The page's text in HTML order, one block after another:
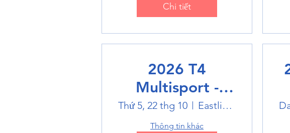
Chi tiết
2026 T4
Multisport -
Badminton
Thứ 5, 22 thg 10 Eastlink Badminton Stadium
Thông tin khác